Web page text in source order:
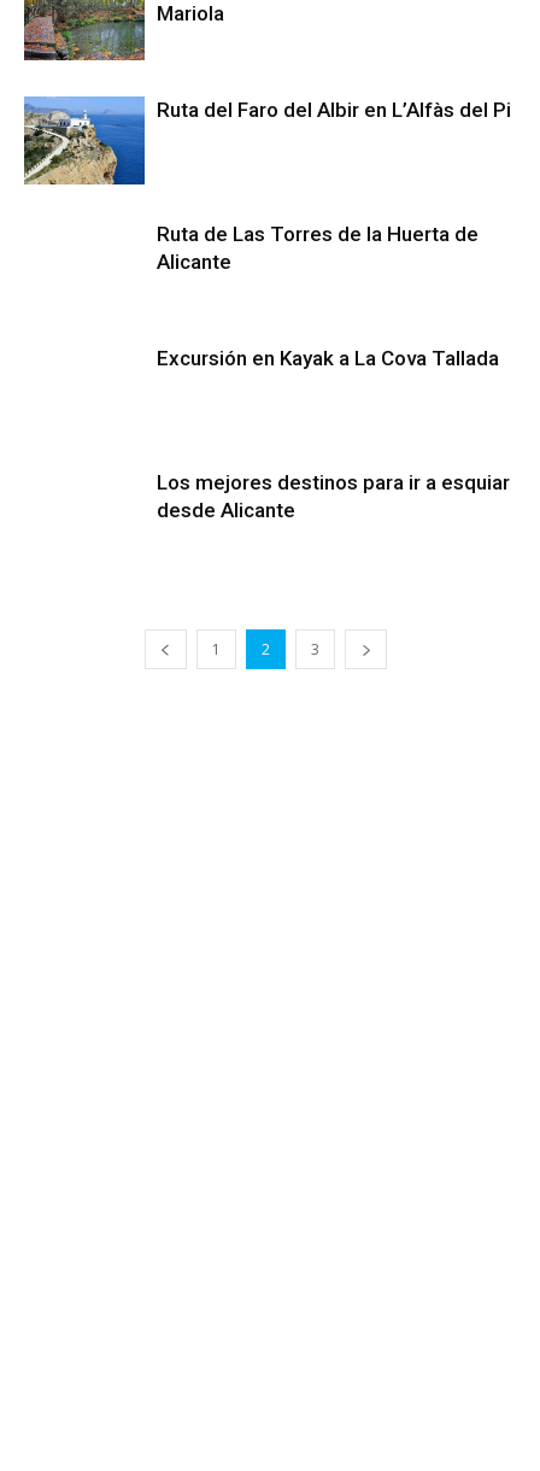
Mariola
Ruta del Faro del Albir en L’Alfàs del Pi
Ruta de Las Torres de la Huerta de
Alicante
Excursión en Kayak a La Cova Tallada
Los mejores destinos para ir a esquiar
desde Alicante
1 2 3